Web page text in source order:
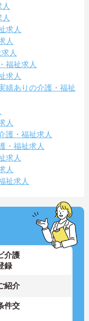
求人
人
人
福祉求人
求人
績ありの介護・福祉
人
護・福祉求人
・福祉求人
求人
人
祉求人
介護
録
紹介
件交